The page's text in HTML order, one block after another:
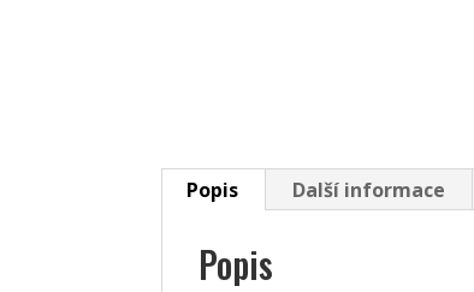
Popis Další informace
Popis